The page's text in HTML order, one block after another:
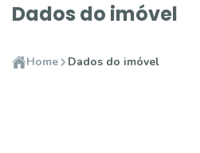
Dados do imóvel
Home Dados do imóvel